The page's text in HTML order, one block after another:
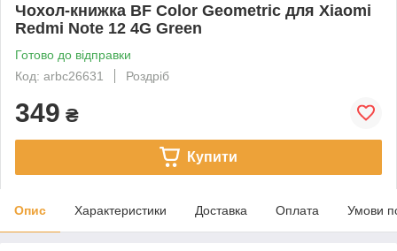
Чохол-книжка BF Color Geometric для Xiaomi
Redmi Note 12 4G Green
Готово до відправки
Код: arbc26631
Роздріб
349 ₴
Купити
Опис Характеристики Доставка Оплата Умови